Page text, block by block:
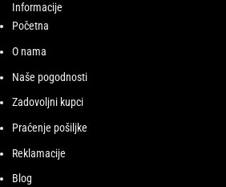
Informacije
Početna
O nama
Naše pogodnosti
Zadovoljni kupci
Praćenje pošiljke
Reklamacije
Blog